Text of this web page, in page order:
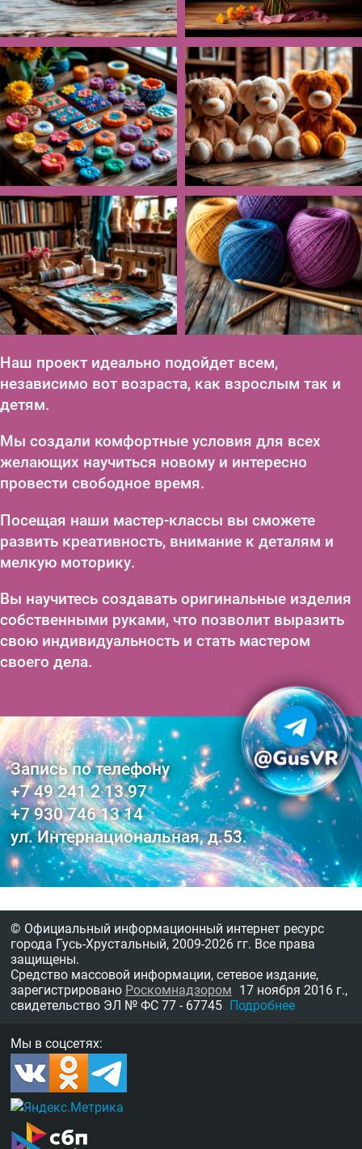
Наш проект идеально подойдет всем,
независимо вот возраста, как взрослым так и
детям.
Мы создали комфортные условия для всех
желающих научиться новому и интересно
провести свободное время.
Посещая наши мастер-классы вы сможете
развить креативность, внимание к деталям и
мелкую моторику.
Вы научитесь создавать оригинальные изделия
собственными руками, что позволит выразить
свою индивидуальность и стать мастером
своего дела.
Запись по телефону
+7 49 241 2 13 97
+7 930 746 13 14
ул. Интернациональная, д.53.
© Официальный информационный интернет ресурс
города Гусь-Хрустальный, 2009-2026 гг. Все права
защищены.
Средство массовой информации, сетевое издание,
зарегистрировано Роскомнадзором 17 ноября 2016 г.,
свидетельство ЭЛ № ФС 77 - 67745 Подробнее
Мы в соцсетях: